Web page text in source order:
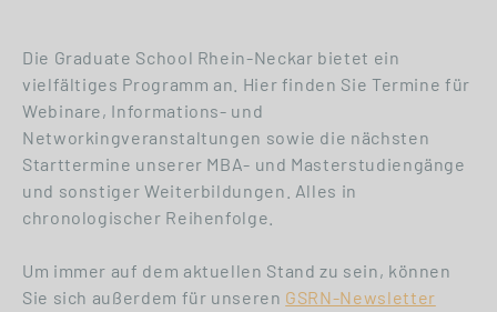
Die Graduate School Rhein-Neckar bietet ein
vielfältiges Programm an. Hier finden Sie Termine für
Webinare, Informations- und
Networkingveranstaltungen sowie die nächsten
Starttermine unserer MBA- und Masterstudiengänge
und sonstiger Weiterbildungen. Alles in
chronologischer Reihenfolge.
Um immer auf dem aktuellen Stand zu sein, können
Sie sich außerdem für unseren GSRN-Newsletter